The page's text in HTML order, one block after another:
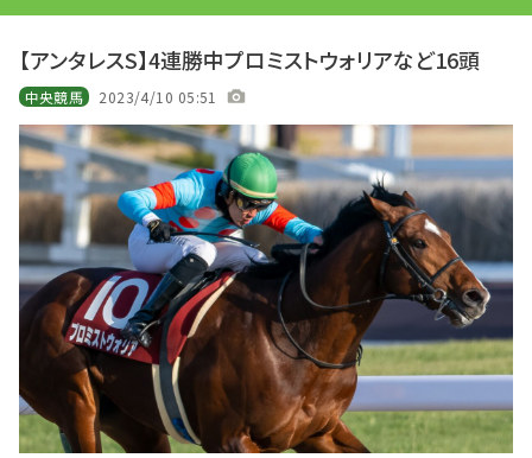
【アンタレスS】4連勝中プロミストウォリアなど16頭
中央競馬 2023/4/10 05:51